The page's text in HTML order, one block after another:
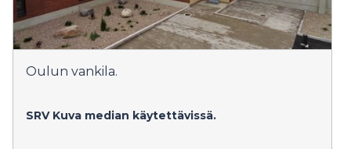
Oulun vankila.
SRV Kuva median käytettävissä.